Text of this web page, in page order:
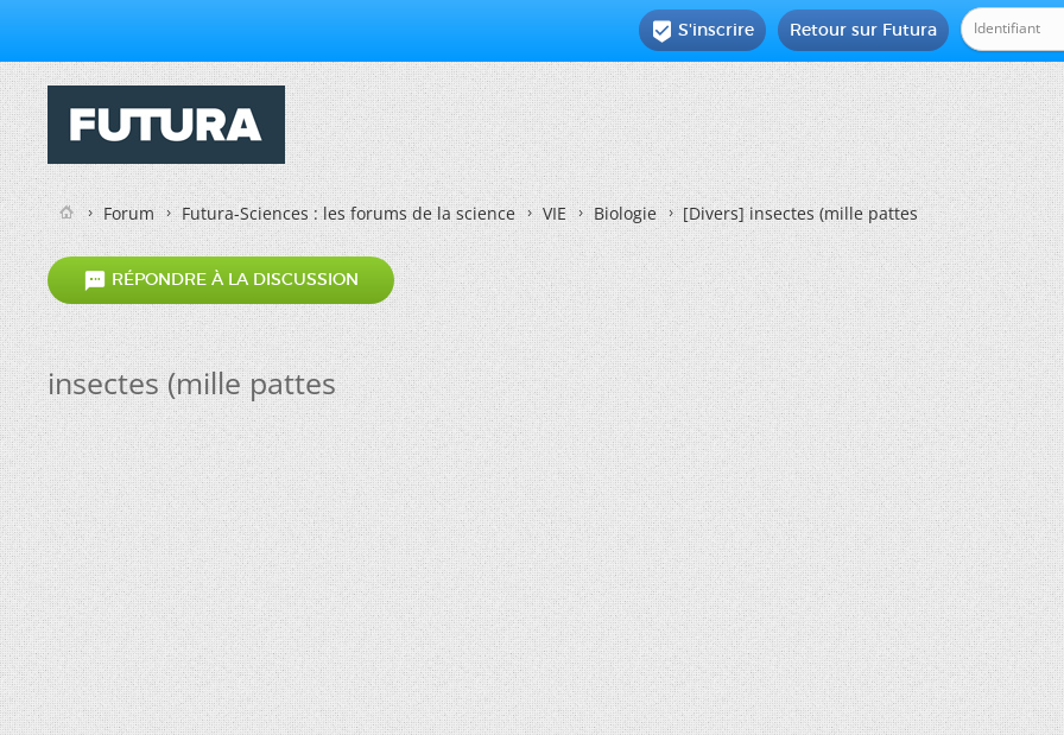
Retour sur Futura
 S'inscrire
Forum Futura-Sciences : les forums de la science VIE Biologie [Divers]insectes (mille pattes
 RÉPONDRE À LA DISCUSSION
insectes (mille pattes